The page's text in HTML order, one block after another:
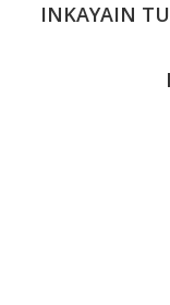
INKAYAIN